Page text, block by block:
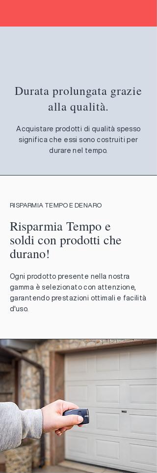
Durata prolungata grazie
alla qualità.
Acquistare prodotti di qualità spesso
significa che essi sono costruiti per
durare nel tempo.
RISPARMIA TEMPO E DENARO
Risparmia Tempo e
soldi con prodotti che
durano!
Ogni prodotto presente nella nostra
gamma è selezionato con attenzione,
garantendo prestazioni ottimali e facilità
d'uso.